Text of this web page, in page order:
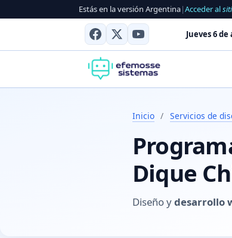
Estás en la versión Argentina|Acceder al
Jueves 6
Inicio / Servicios de
Dique
Diseño ydesarrollo